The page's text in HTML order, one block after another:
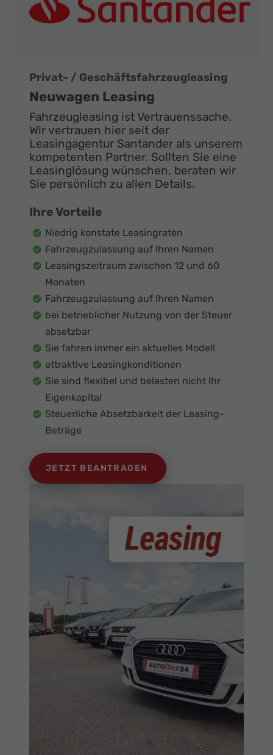
Privat- / Geschäftsfahrzeugleasing
Neuwagen Leasing
Fahrzeugleasing ist Vertrauenssache.
Wir vertrauen hier seit der
Leasingagentur Santander als unserem
kompetenten Partner. Sollten Sie eine
Leasinglösung wünschen, beraten wir
Sie persönlich zu allen Details.
Ihre Vorteile
Niedrig konstate Leasingraten
Fahrzeugzulassung auf Ihren Namen
Leasingszeitraum zwischen 12 und 60
Monaten
Fahrzeugzulassung auf Ihren Namen
bei betrieblicher Nutzung von der Steuer
absetzbar
Sie fahren immer ein aktuelles Modell
attraktive Leasingkonditionen
Sie sind flexibel und belasten nicht Ihr
Eigenkapital
Steuerliche Absetzbarkeit der Leasing-
Beträge
JETZT BEANTRAGEN